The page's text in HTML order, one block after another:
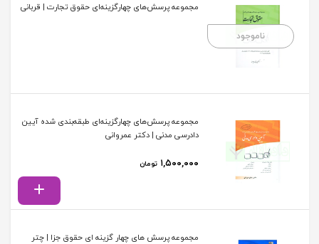
ناموجود
مجموعه پرسش‌های چهارگزینه‌ای حقوق تجارت | قربانی
مجموعه پرسش‌های چهارگزینه‌ای طبقه‌بندی شده آیین
دادرسی مدنی | دکتر عمروانی
۱,۵۰۰,۰۰۰ تومان
مجموعه پرسش های چهار گزینه ای حقوق جزا | چتر